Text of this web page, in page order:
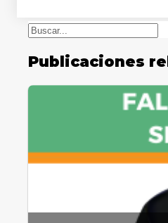
Buscar
Publicaciones